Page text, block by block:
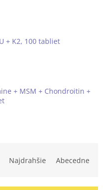
+ K2, 100 tabliet
+ MSM + Chondroitin +
Najdrahšie Abecedne